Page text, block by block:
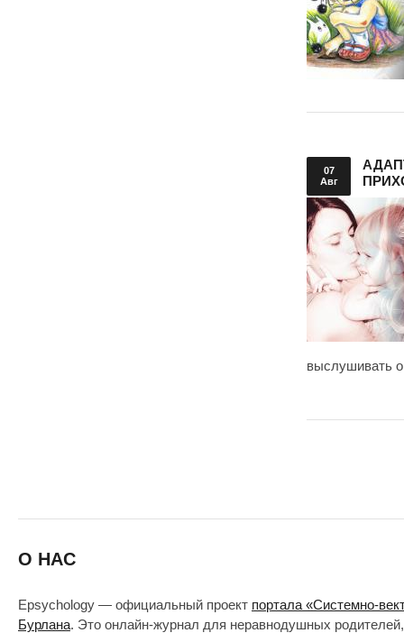
07
Авг
выслушивать о
О НАС
Epsychology — официальный проект портала «Системно-
Бурлана. Это онлайн-журнал для неравнодушных